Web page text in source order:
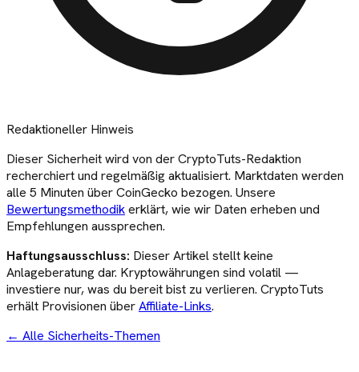
Redaktioneller Hinweis
Dieser Sicherheitwird von der CryptoTuts-Redaktion
recherchiert und regelmäßig aktualisiert. Marktdaten werden
alle 5 Minuten über CoinGecko bezogen. Unsere
Bewertungsmethodikerklärt, wie wir Daten erheben und
Empfehlungen aussprechen.
Haftungsausschluss: Dieser Artikel stellt keine
Anlageberatung dar. Kryptowährungen sind volatil —
investiere nur, was du bereit bist zu verlieren. CryptoTuts
erhält Provisionen überAffiliate-Links.
← Alle Sicherheits-Themen